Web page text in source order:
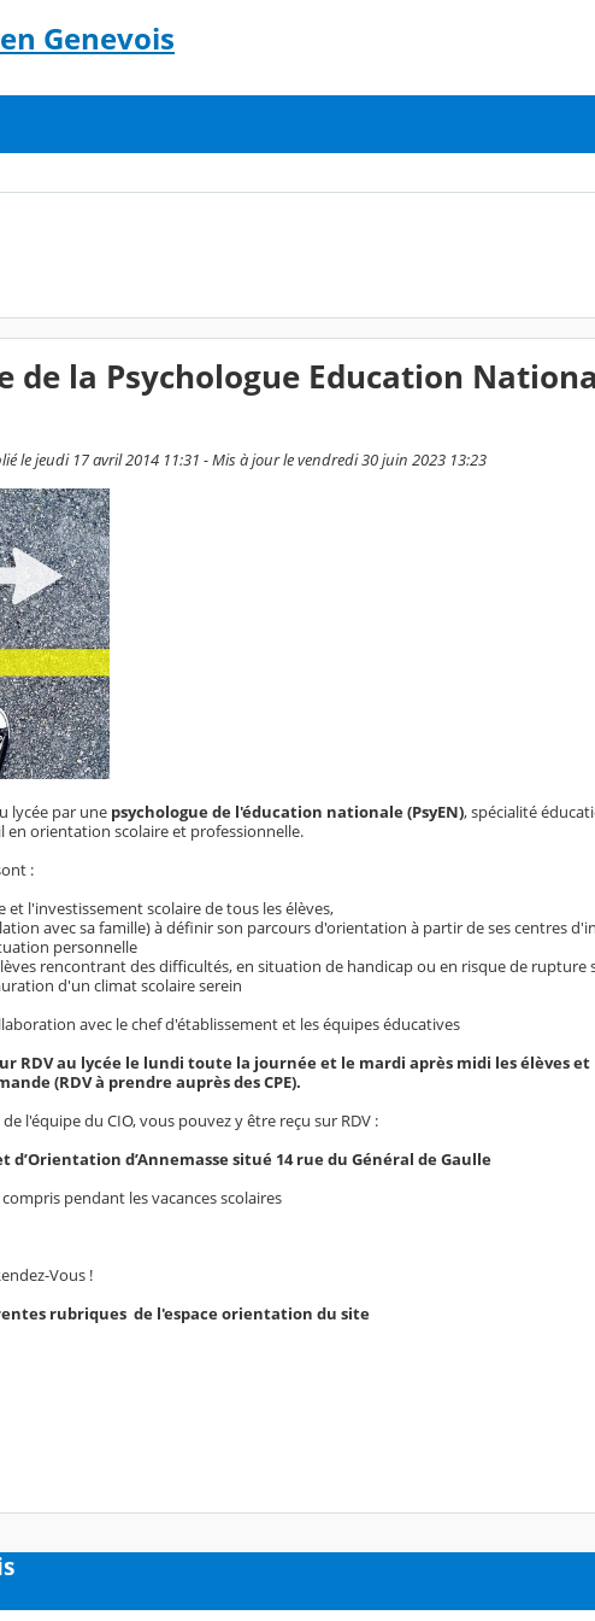
Genevois
de la Psychologue Education
le jeudi 17 avril 2014 11:31 - Mis à jour le vendredi 30 juin 2023 13:23
lycée par une psychologue de l'éducation nationale (PsyEN), spécialité
en orientation scolaire et professionnelle.
:
et l'investissement scolaire de tous les élèves,
avec sa famille) à définir son parcours d'orientation à partir de ses centres
personnelle
rencontrant des difficultés, en situation de handicap ou en risque de rupture
d'un climat scolaire serein
avec le chef d'établissement et les équipes éducatives
RDV au lycée le lundi toute la journée et le mardi après midi les élèves
(RDV à prendre auprès des CPE).
l'équipe du CIO, vous pouvez y être reçu sur RDV :
d’Orientation d’Annemasse situé 14 rue du Général de Gaulle
pendant les vacances scolaires
Vous !
rubriques de l'espace orientation du site